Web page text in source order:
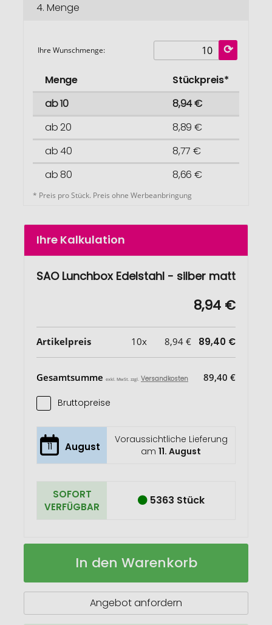
4. Menge
Ihre Wunschmenge:
Menge
Stückpreis*
ab 10
8,94 €
ab 20
8,89 €
ab 40
8,77 €
ab 80
8,66 €
* Preis pro Stück. Preis ohne Werbeanbringung
Ihre Kalkulation
SAO Lunchbox Edelstahl - silber matt
8,94 €
Artikelpreis 10x 8,94 € 89,40 €
Gesamtsumme exkl. MwSt. zzgl. Versandkosten 89,40 €
Bruttopreise
11 August
Voraussichtliche Lieferung
am11. August
SOFORT
VERFÜGBAR
5363 Stück
SAO
Auf
In den Warenkorb
Angebot anfordern